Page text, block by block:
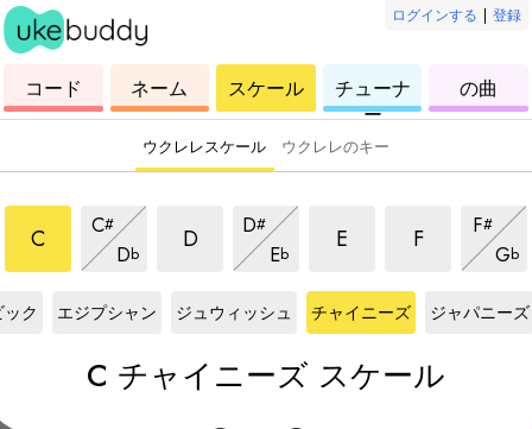
ログインする | 登録
ク
レ
コード
コ
ー
ド
ネーム
ウ
ク
レ
レ
スケール
ク
レ
レ
チューナ
ー
ク
レ
の曲
ウクレレスケール ウクレレのキー
C
チャイニーズスケール
C#
チャイニーズスケール
Db
チャイニーズスケール
D
チャイニーズスケール
D#
チャイニーズスケール
Eb
チャイニーズスケール
E
チャイニーズスケール
F
チャイニーズ
F#
チャイ
Gb
チャ
ク
ル
C
エジプシャン
スケール
ジュウィッシュ
チャイニーズ
ジャパニーズ
C チャイニーズ スケール